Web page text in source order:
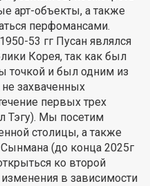
арт-объекты, а также
перфомансами.
53 гг Пусан являлся
Корея, так как был
точкой и был одним из
захваченных
первых трех
Тэгу). Мы посетим
столицы, а также
(до конца 2025г
ко второй
в зависимости